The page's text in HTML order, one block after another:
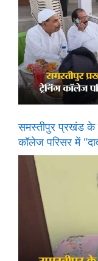
समस्तीपुर प्रखंड के
कॉलेज परिसर में